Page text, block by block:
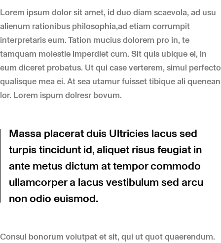
Lorem ipsum dolor sit amet, id duo diam scaevola, ad usu
alienum rationibus philosophia,ad etiam corrumpit
interpretaris eum. Tation mucius dolorem pro in, te
tamquam molestie imperdiet cum. Sit quis ubique ei, in
eum diceret probatus. Ut qui case verterem, simul perfecto
qualisque mea ei. At sea utamur fuisset tibique ali quenean
lor. Lorem ispum dolresr bovum.
Massa placerat duis Ultricies lacus sed
turpis tincidunt id, aliquet risus feugiat in
ante metus dictum at tempor commodo
ullamcorper a lacus vestibulum sed arcu
non odio euismod.
Consul bonorum volutpat et sit, qui ut quot quaerendum.